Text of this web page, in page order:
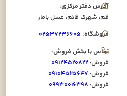
آدرس دفتر مرکزی:
قم، شهرک قائم، عسل بامار
فروشگاه: ۰۲۵۳۷۲۳۶۶۰۵
تماس با بخش فروش:
فروش: ۰۹۱۲۴۵۲۰۸۲۲
فروش: ۰۹۱۰۴۵۲۵۶۴۷
فروش: ۰۹۹۳۰۰۱۶۳۹۸